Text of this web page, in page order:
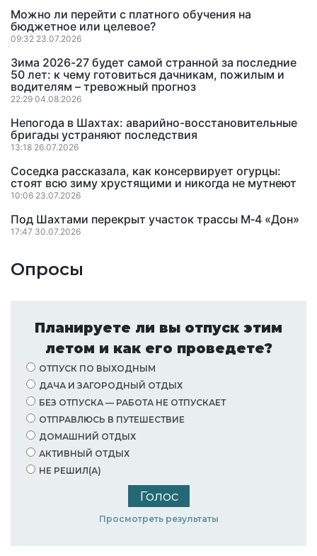
Можно ли перейти с платного обучения на
бюджетное или целевое?
09:32 23.07.2026
Зима 2026-27 будет самой странной за последние
50 лет: к чему готовиться дачникам, пожилым и
водителям – тревожный прогноз
22:29 04.08.2026
Непогода в Шахтах: аварийно-восстановительные
бригады устраняют последствия
13:18 26.07.2026
Соседка рассказала, как консервирует огурцы:
стоят всю зиму хрустящими и никогда не мутнеют
10:06 23.07.2026
Под Шахтами перекрыт участок трассы М‑4 «Дон»
17:47 30.07.2026
Опросы
Планируете ли вы отпуск этим
летом и как его проведете?
ОТПУСК ПО ВЫХОДНЫМ
ДАЧА И ЗАГОРОДНЫЙ ОТДЫХ
БЕЗ ОТПУСКА — РАБОТА НЕ ОТПУСКАЕТ
ОТПРАВЛЮСЬ В ПУТЕШЕСТВИЕ
ДОМАШНИЙ ОТДЫХ
АКТИВНЫЙ ОТДЫХ
НЕ РЕШИЛ(А)
Просмотреть результаты